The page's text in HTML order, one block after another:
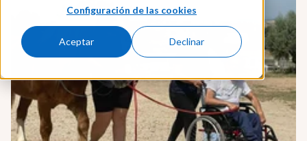
Configuración de las cookies
Aceptar Declinar